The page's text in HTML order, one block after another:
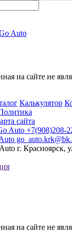
на сайте не
Калькулятор
сайта
+7(908)208-
г. Красноярск,
на сайте не